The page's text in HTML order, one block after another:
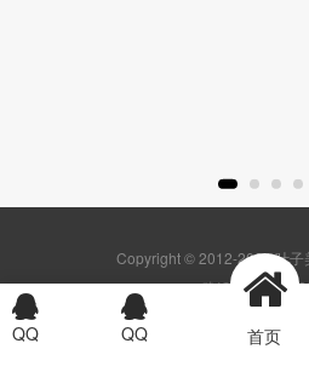
Copyright © 2012-2024 叶子
豫ICP备
QQ QQ 首页